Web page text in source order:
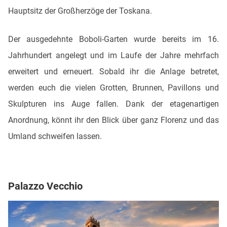
Hauptsitz der Großherzöge der Toskana.
Der ausgedehnte Boboli-Garten wurde bereits im 16.
Jahrhundert angelegt und im Laufe der Jahre mehrfach
erweitert und erneuert. Sobald ihr die Anlage betretet,
werden euch die vielen Grotten, Brunnen, Pavillons und
Skulpturen ins Auge fallen. Dank der etagenartigen
Anordnung, könnt ihr den Blick über ganz Florenz und das
Umland schweifen lassen.
Palazzo Vecchio